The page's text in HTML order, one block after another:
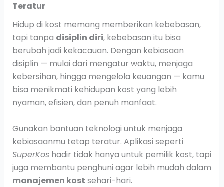
Teratur
Hidup di kost memang memberikan kebebasan,
tapi tanpa disiplin diri, kebebasan itu bisa
berubah jadi kekacauan. Dengan kebiasaan
disiplin — mulai dari mengatur waktu, menjaga
kebersihan, hingga mengelola keuangan — kamu
bisa menikmati kehidupan kost yang lebih
nyaman, efisien, dan penuh manfaat.
Gunakan bantuan teknologi untuk menjaga
kebiasaanmu tetap teratur. Aplikasi seperti
SuperKoshadir tidak hanya untuk pemilik kost, tapi
juga membantu penghuni agar lebih mudah dalam
manajemen kost sehari-hari.